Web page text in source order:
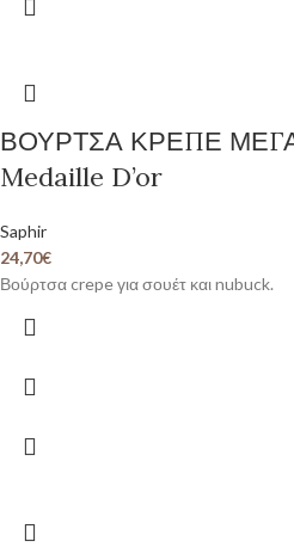
ΒΟΥΡΤΣΑ ΚΡΕΠΕ
Medaille D’or
Saphir
24,70€
Βούρτσα crepe για σουέτ και nubuck.